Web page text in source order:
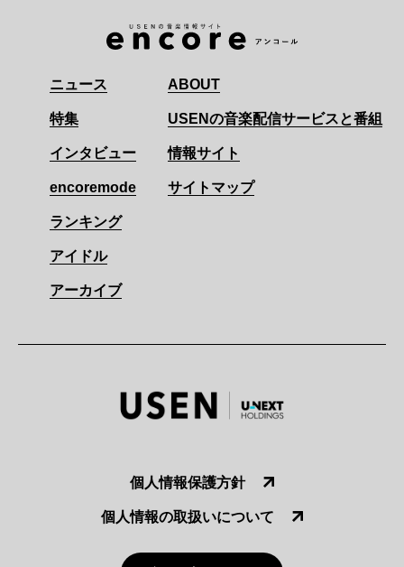
ニュース
特集
インタビュー
encoremode
ランキング
アイドル
アーカイブ
ABOUT
USENの音楽配信サービスと番組
情報サイト
サイトマップ
個人情報保護方針
個人情報の取扱いについて